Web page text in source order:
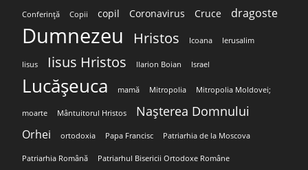
Conferință Copii copil Coronavirus Cruce dragoste
Dumnezeu Hristos Icoana Ierusalim
Iisus Iisus Hristos Ilarion Boian Israel
Lucășeuca mamă Mitropolia Mitropolia Moldovei;
moarte Mântuitorul Hristos Nașterea Domnului
Orhei ortodoxia Papa Francisc Patriarhia de la Moscova
Patriarhia Română Patriarhul Bisericii Ortodoxe Române